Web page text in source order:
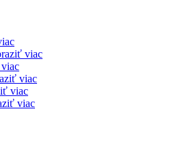
viac
viac
viac
viac